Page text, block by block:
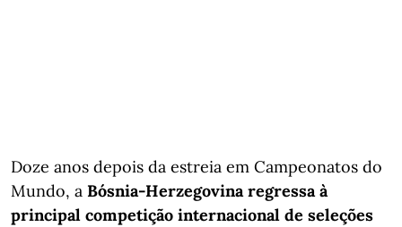
Doze anos depois da estreia em Campeonatos do
Mundo, a Bósnia-Herzegovina regressa à
principal competição internacional de seleções